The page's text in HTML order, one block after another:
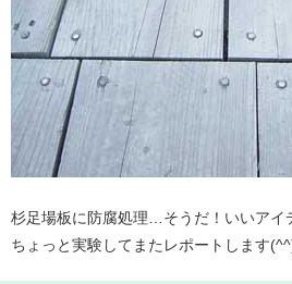
杉足場板に防腐処理…そうだ！いいアイ
ちょっと実験してまたレポートします